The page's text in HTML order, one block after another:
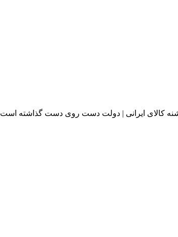
کالای ایرانی | دولت دست روی دست گذاشته است